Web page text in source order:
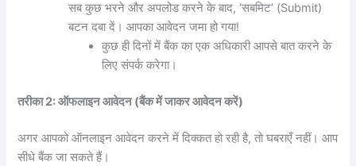
सब कुछ भरने और अपलोड करने के बाद, ‘सबमिट’ (Submit)
बटन दबा दें। आपका आवेदन जमा हो गया!
कुछ ही दिनों में बैंक का एक अधिकारी आपसे बात करने के
लिए संपर्क करेगा।
तरीका 2:ऑफलाइनआवेदन (बैंकमेंजाकरआवेदनकरें)
अगर आपको ऑनलाइन आवेदन करने में दिक्कत हो रही है, तो घबराएँ नहीं। आप
सीधे बैंक जा सकते हैं।